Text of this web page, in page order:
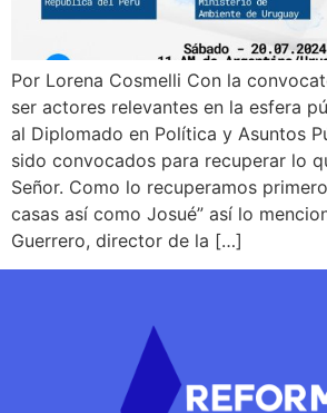
Por Lorena Cosmelli Con la
ser actores relevantes en la esfera
al Diplomado en Política y Asuntos
sido convocados para recuperar lo
Señor. Como lo recuperamos
casas así como Josué” así lo
Guerrero, director de la […]